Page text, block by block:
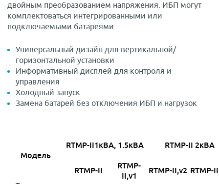
двойным преобразованием напряжения. ИБП могут
комплектоваться интегрированными или
подключаемыми батареями
Универсальный дизайн для вертикальной/
горизонтальной установки
Информативный дисплей для контроля и
управления
Холодный запуск
Замена батарей без отключения ИБП и нагрузок
Модель
RTMP-II1кВА, 1.5кВА RTMP-II 2кВА
RTMP-II
RTMP-
II,v1
RTMP-II,v2 RTMP-